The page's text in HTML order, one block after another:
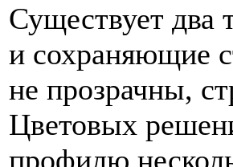
Существует два
и сохраняющие
не прозрачны,
Цветовых
профилю